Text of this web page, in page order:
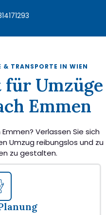
& TRANSPORTE IN WIEN
Umzüge
Emmen
Verlassen Sie sich
Umzug reibungslos und zu
zu gestalten.